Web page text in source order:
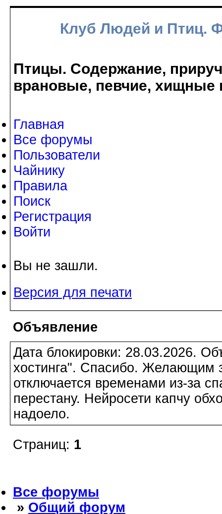
Клуб Людей и Птиц.
Птицы. Содержание,
врановые, певчие, хищные
Главная
Все форумы
Пользователи
Чайнику
Правила
Поиск
Регистрация
Войти
Вы не зашли.
Версия для печати
Объявление
Дата блокировки: 28.03.2026.
хостинга". Спасибо. Желающим
отключается временами из-за
перестану. Нейросети капчу
надоело.
Страниц: 1
Все форумы
» Общий форум